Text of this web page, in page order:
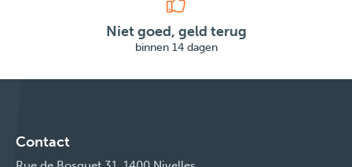
Niet goed, geld terug
binnen 14 dagen
Contact